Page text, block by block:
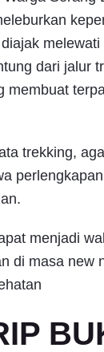
dari jalur
membuat
trekking,
menjadi
di masa new